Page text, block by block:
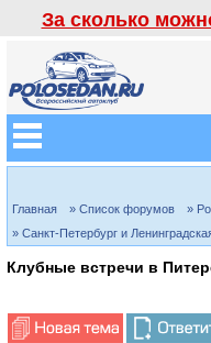
За сколько
Главная » Список форумов
»
» Санкт-Петербург и
Клубные встречи в